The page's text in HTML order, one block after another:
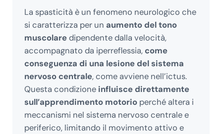
La spasticità è un fenomeno neurologico che
si caratterizza per un aumento del tono
muscolaredipendente dalla velocità,
accompagnato da iperreflessia, come
conseguenza di una lesione del sistema
nervoso centrale, come avviene nell’ictus.
Questa condizione influisce direttamente
sull’apprendimento motorioperché altera i
meccanismi nel sistema nervoso centrale e
periferico, limitando il movimento attivo e